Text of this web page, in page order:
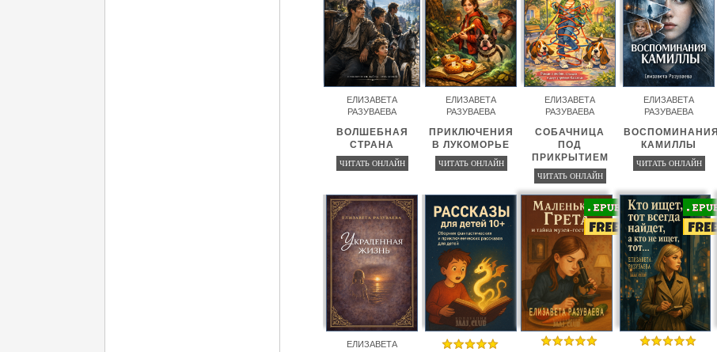
ЕЛИЗАВЕТА
РАЗУВАЕВА
ВОЛШЕБНАЯ
СТРАНА
ЧИТАТЬ ОНЛАЙН
ЕЛИЗАВЕТА
РАЗУВАЕВА
ПРИКЛЮЧЕНИЯ
В ЛУКОМОРЬЕ
ЧИТАТЬ ОНЛАЙН
ЕЛИЗАВЕТА
РАЗУВАЕВА
СОБАЧНИЦА
ПОД
ПРИКРЫТИЕМ
ЧИТАТЬ ОНЛАЙН
ЕЛИЗАВЕТА
РАЗУВАЕВА
ВОСПОМИНАНИЯ
КАМИЛЛЫ
ЧИТАТЬ ОНЛАЙН
ЕЛИЗАВЕТА